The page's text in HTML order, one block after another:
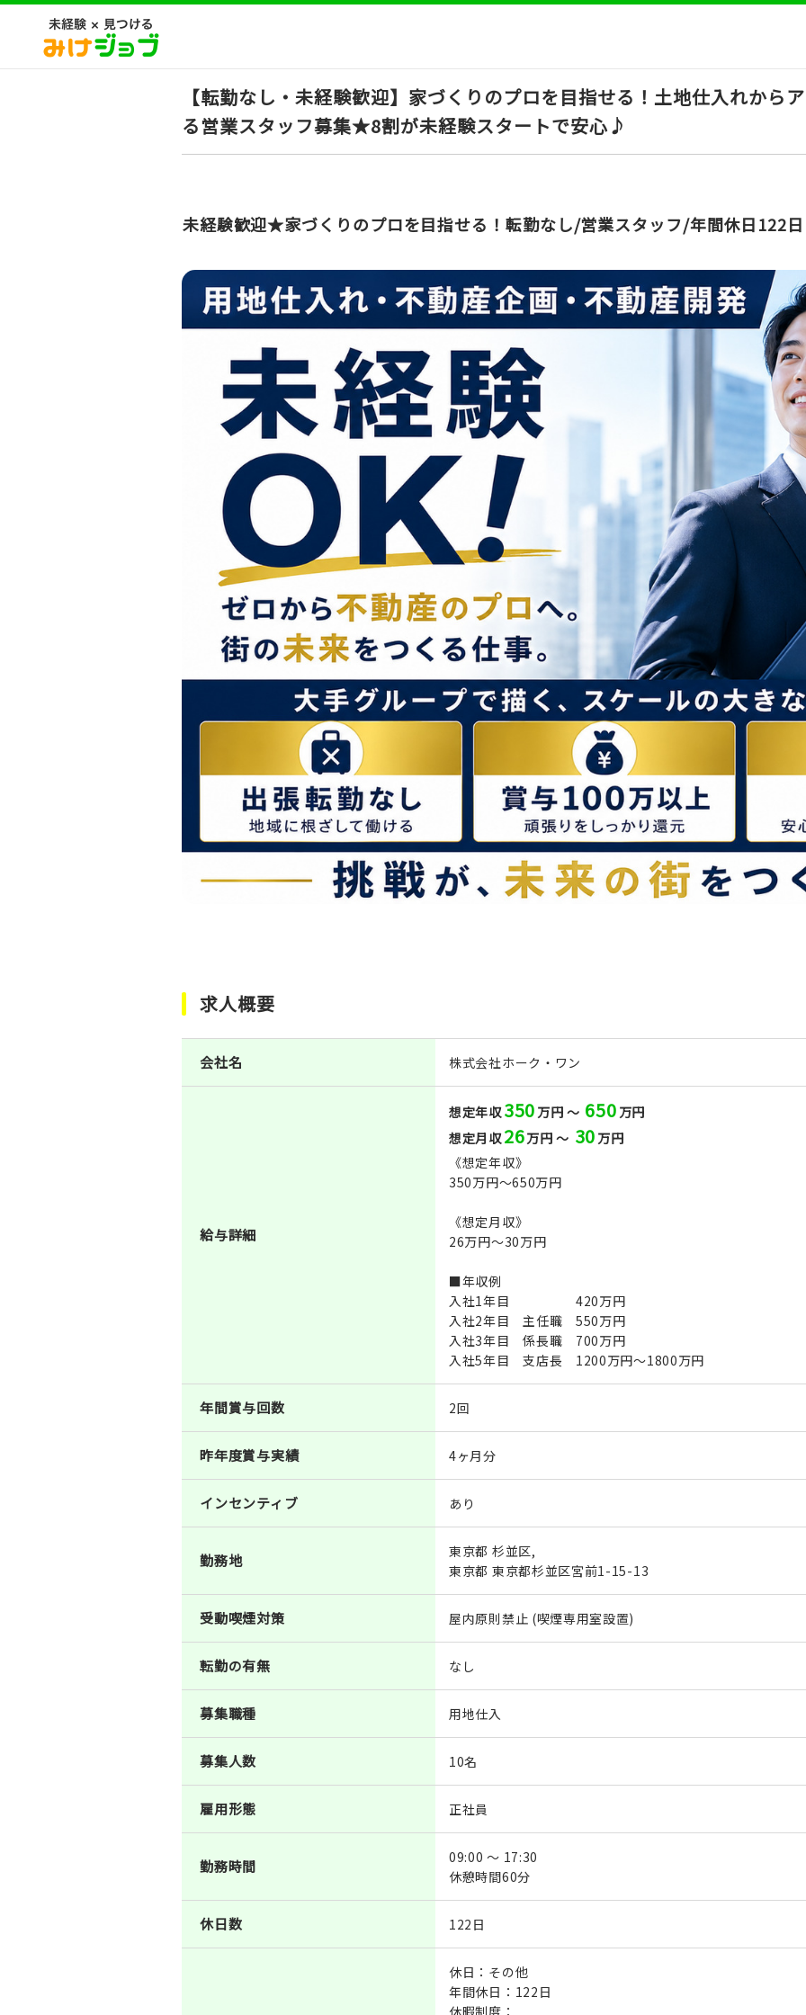
【転勤なし・未経験歓迎】家づくりのプロを目指せる！土地仕入れから
る営業スタッフ募集★8割が未経験スタートで安心♪
未経験歓迎★家づくりのプロを目指せる！転勤なし/営業スタッフ/年間休日122日
求人概要
会社名 株式会社ホーク・ワン
給与詳細
想定年収350 万円 ～ 650 万円
想定月収26万円 ～ 30 万円
《想定年収》
350万円～650万円
《想定月収》
26万円～30万円
■年収例
入社1年目 420万円
入社2年目 主任職 550万円
入社3年目 係長職 700万円
入社5年目 支店長 1200万円～1800万円
年間賞与回数 2回
昨年度賞与実績 4ヶ月分
インセンティブ あり
勤務地
東京都 杉並区,
東京都 東京都杉並区宮前1-15-13
受動喫煙対策 屋内原則禁止 (喫煙専用室設置)
転勤の有無 なし
募集職種 用地仕入
募集人数 10名
雇用形態 正社員
勤務時間
09:00 ～ 17:30
休憩時間60分
休日数 122日
休日：その他
年間休日：122日
休暇制度：